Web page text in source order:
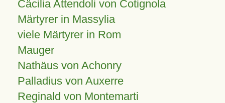
Cäcilia Attendoli von Cotignola
Märtyrer in Massylia
viele Märtyrer in Rom
Mauger
Nathäus von Achonry
Palladius von Auxerre
Reginald von Montemarti